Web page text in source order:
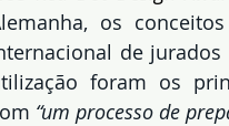
os
de
foram os
“um processo de